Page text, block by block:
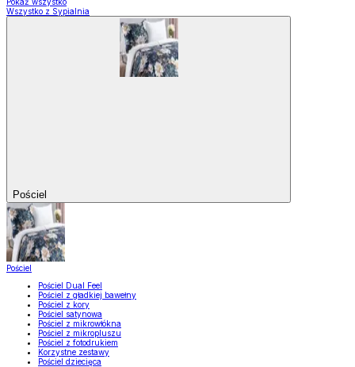
Wszystko z Sypialnia
Pościel
Pościel
Pościel Dual Feel
Pościel z gładkiej bawełny
Pościel z kory
Pościel satynowa
Pościel z mikrowłókna
Pościel z mikropluszu
Pościel z fotodrukiem
Korzystne zestawy
Pościel dziecięca